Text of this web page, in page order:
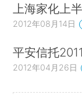
上海家化上
2012年08月14日
平安信托
2012年04月26日